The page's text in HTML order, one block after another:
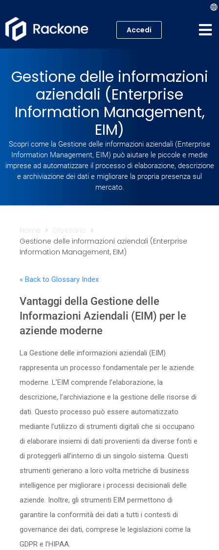
VPS
Proxmox VE
Mail
Academy
Sicurezza
Servizi
Accedi
Gestione delle informazioni
aziendali (Enterprise
Information Management,
EIM)
Scopri come la Gestione delle informazioni aziendali (Enterprise
Information Management, EIM) può aiutare le piccole e medie
imprese ad automatizzare il processo di elaborazione, descrizione
e archiviazione dei dati e migliorare la propria presenza sul
mercato.
Home
Glossario
Gestione delle informazioni aziendali (Enterprise
Information Management, EIM)
« Back to Glossary Index
Vantaggi della Gestione delle
Informazioni Aziendali (EIM) per le
aziende moderne
La Gestione delle informazioni aziendali (EIM)
rappresenta un processo fondamentale per le aziende
moderne. L’EIM comprende l’elaborazione, la
descrizione, l’archiviazione e la gestione delle risorse di
dati. Questo processo può essere automatizzato
mediante l’utilizzo di strumenti digitali che si occupano
di elaborare insiemi di dati provenienti da diverse fonti e
di proteggerli all’interno di un singolo sistema. Questi
strumenti generano a loro volta metriche di business
intelligence per migliorare i processi decisionali delle
aziende. Inoltre, gli strumenti EIM permettono di
garantire la conformità dei dati a tutti i contesti di
governance dei dati, comprese le legislazioni come la
GDPR e l’HIPAA.